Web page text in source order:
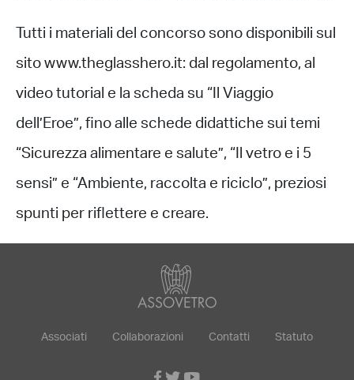
Tutti i materiali del concorso sono disponibili sul
sito www.theglasshero.it: dal regolamento, al
video tutorial e la scheda su “Il Viaggio
dell’Eroe”, fino alle schede didattiche sui temi
“Sicurezza alimentare e salute”, “Il vetro e i 5
sensi” e “Ambiente, raccolta e riciclo”, preziosi
spunti per riflettere e creare.
Associati Collaborazioni Contatti Statuto